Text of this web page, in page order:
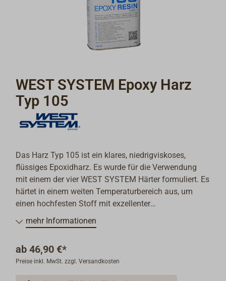
WEST SYSTEM Epoxy Harz
Typ 105
Das Harz Typ 105 ist ein klares, niedrigviskoses,
flüssiges Epoxidharz. Es wurde für die Verwendung
mit einem der vier WEST SYSTEM Härter formuliert. Es
härtet in einem weiten Temperaturbereich aus, um
einen hochfesten Stoff mit exzellenter
Feuchtebeständigkeit zu bilden.
überbrückt Lücken, wenn ihm WEST SYSTEM
Füllstoffe zugegeben werden und lässt sich nach dem
mehr Informationen
ab 46,90 €*
Preise inkl. MwSt. zzgl. Versandkosten